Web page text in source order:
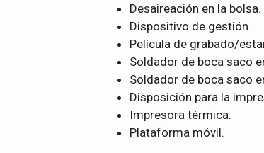
Desaireación en la bolsa.
Dispositivo de gestión.
Película de grabado/
Soldador de boca saco
Soldador de boca saco
Disposición para la
Impresora térmica.
Plataforma móvil.